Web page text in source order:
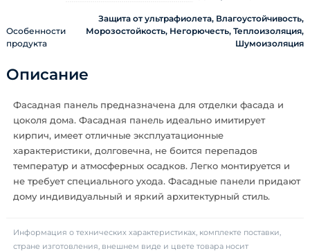
Особенности
продукта
Защита от ультрафиолета, Влагоустойчивость,
Морозостойкость, Негорючесть, Теплоизоляция,
Шумоизоляция
Описание
Фасадная панель предназначена для отделки фасада и
цоколя дома. Фасадная панель идеально имитирует
кирпич, имеет отличные эксплуатационные
характеристики, долговечна, не боится перепадов
температур и атмосферных осадков. Легко монтируется и
не требует специального ухода. Фасадные панели придают
дому индивидуальный и яркий архитектурный стиль.
Информация о технических характеристиках, комплекте поставки,
стране изготовления, внешнем виде и цвете товара носит